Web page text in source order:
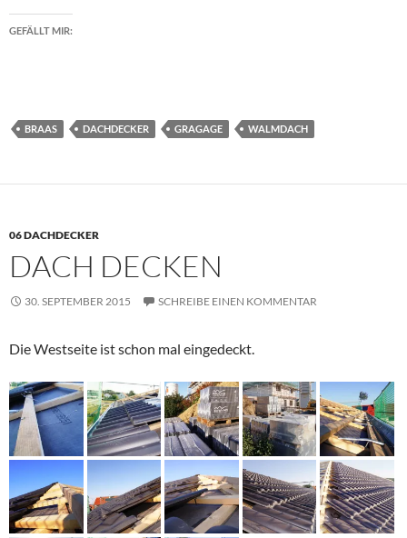
GEFÄLLT MIR:
BRAAS DACHDECKER GRAGAGE WALMDACH
06 DACHDECKER
DACH DECKEN
30. SEPTEMBER 2015 SCHREIBE EINEN KOMMENTAR
Die Westseite ist schon mal eingedeckt.